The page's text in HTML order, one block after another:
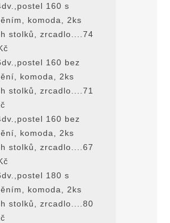
160 s
komoda, 2ks
stolků, zrcadlo....74
160 bez
komoda, 2ks
stolků, zrcadlo....71
160 bez
komoda, 2ks
stolků, zrcadlo....67
180 s
komoda, 2ks
stolků, zrcadlo....80